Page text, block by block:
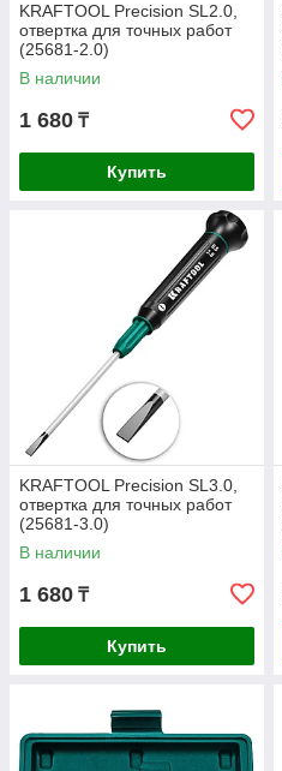
KRAFTOOL Precision SL2.0,
отвертка для точных работ
(25681-2.0)
В наличии
1 680 ₸
Купить
KRAFTOOL Precision SL3.0,
отвертка для точных работ
(25681-3.0)
В наличии
1 680 ₸
Купить